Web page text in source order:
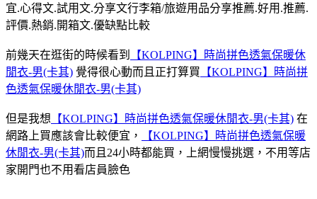
宜.心得文.試用文.分享文行李箱/旅遊用品分享推薦.好用.推薦.
評價.熱銷.開箱文.優缺點比較
前幾天在逛街的時候看到
【KOLPING】時尚拼色透氣保暖休
閒衣-男(卡其) 覺得很心動而且正打算買 【KOLPING】時尚拼
色透氣保暖休閒衣-男(卡其)
但是我想 【KOLPING】時尚拼色透氣保暖休閒衣-男(卡其) 在
網路上買應該會比較便宜，
【KOLPING】時尚拼色透氣保暖
休閒衣-男(卡其)而且24小時都能買，上網慢慢挑選，不用等店
家開門也不用看店員臉色